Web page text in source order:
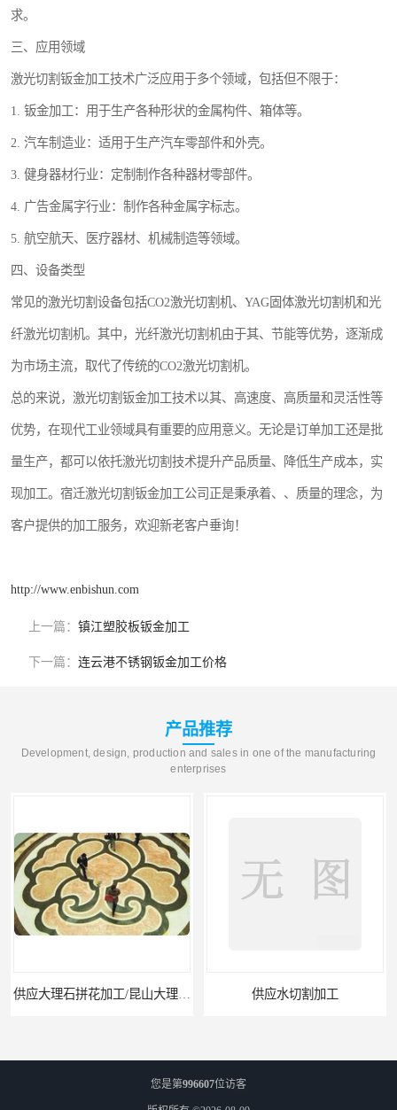
求。
三、应用领域
激光切割钣金加工技术广泛应用于多个领域，包括但不限于：
1. 钣金加工：用于生产各种形状的金属构件、箱体等。
2. 汽车制造业：适用于生产汽车零部件和外壳。
3. 健身器材行业：定制制作各种器材零部件。
4. 广告金属字行业：制作各种金属字标志。
5. 航空航天、医疗器材、机械制造等领域。
四、设备类型
常见的激光切割设备包括CO2激光切割机、YAG固体激光切割机和光
纤激光切割机。其中，光纤激光切割机由于其、节能等优势，逐渐成
为市场主流，取代了传统的CO2激光切割机。
总的来说，激光切割钣金加工技术以其、高速度、高质量和灵活性等
优势，在现代工业领域具有重要的应用意义。无论是订单加工还是批
量生产，都可以依托激光切割技术提升产品质量、降低生产成本，实
现加工。宿迁激光切割钣金加工公司正是秉承着、、质量的理念，为
客户提供的加工服务，欢迎新老客户垂询！
http://www.enbishun.com
上一篇： 镇江塑胶板钣金加工
下一篇： 连云港不锈钢钣金加工价格
产品推荐
Development, design, production and sales in one of the manufacturing
enterprises
供应大理石拼花加工/昆山大理石拼花加工 供应水切割加工
您是第996607位访客